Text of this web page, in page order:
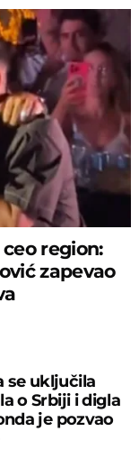
region:
zapevao
se uključila
o Srbiji i digla
je pozvao